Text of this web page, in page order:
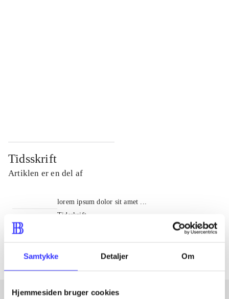
Samtykke Detaljer Om
Hjemmesiden bruger cookies
Tidsskrift
Artiklen er en del af
lorem ipsum dolor sit amet ...
Tidsskrift
Artiklerne i